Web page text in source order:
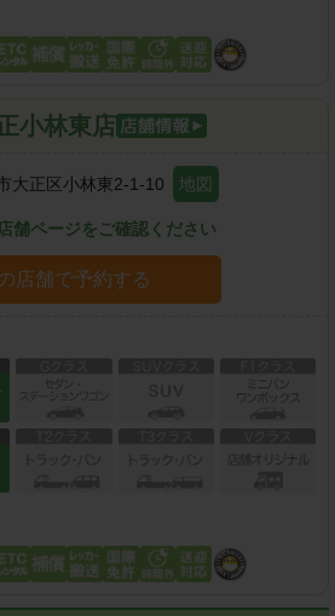
小林東店
大正区小林東2-1-10 地図
店舗ページをご確認ください
店舗で予約する